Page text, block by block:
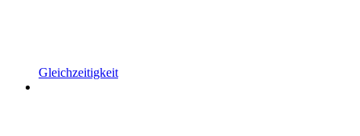
Gleichzeitigkeit